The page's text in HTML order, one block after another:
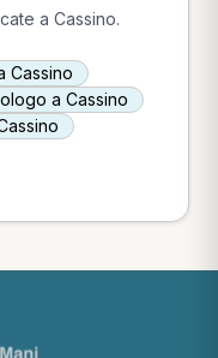
a Cassino.
Cassino
a Cassino